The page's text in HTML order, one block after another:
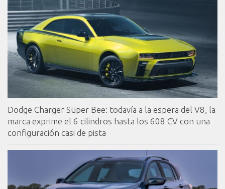
Dodge Charger Super Bee: todavía a la espera del V8, la
marca exprime el 6 cilindros hasta los 608 CV con una
configuración casi de pista